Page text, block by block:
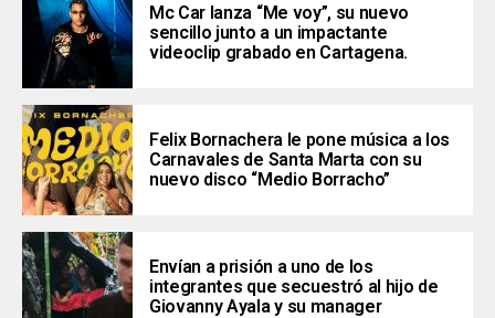
Mc Car lanza “Me voy”, su nuevo
sencillo junto a un impactante
videoclip grabado en Cartagena.
Felix Bornachera le pone música a los
Carnavales de Santa Marta con su
nuevo disco “Medio Borracho”
Envían a prisión a uno de los
integrantes que secuestró al hijo de
Giovanny Ayala y su manager